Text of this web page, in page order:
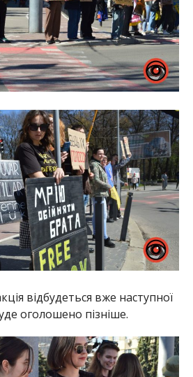
відбудеться вже наступної
оголошено пізніше.